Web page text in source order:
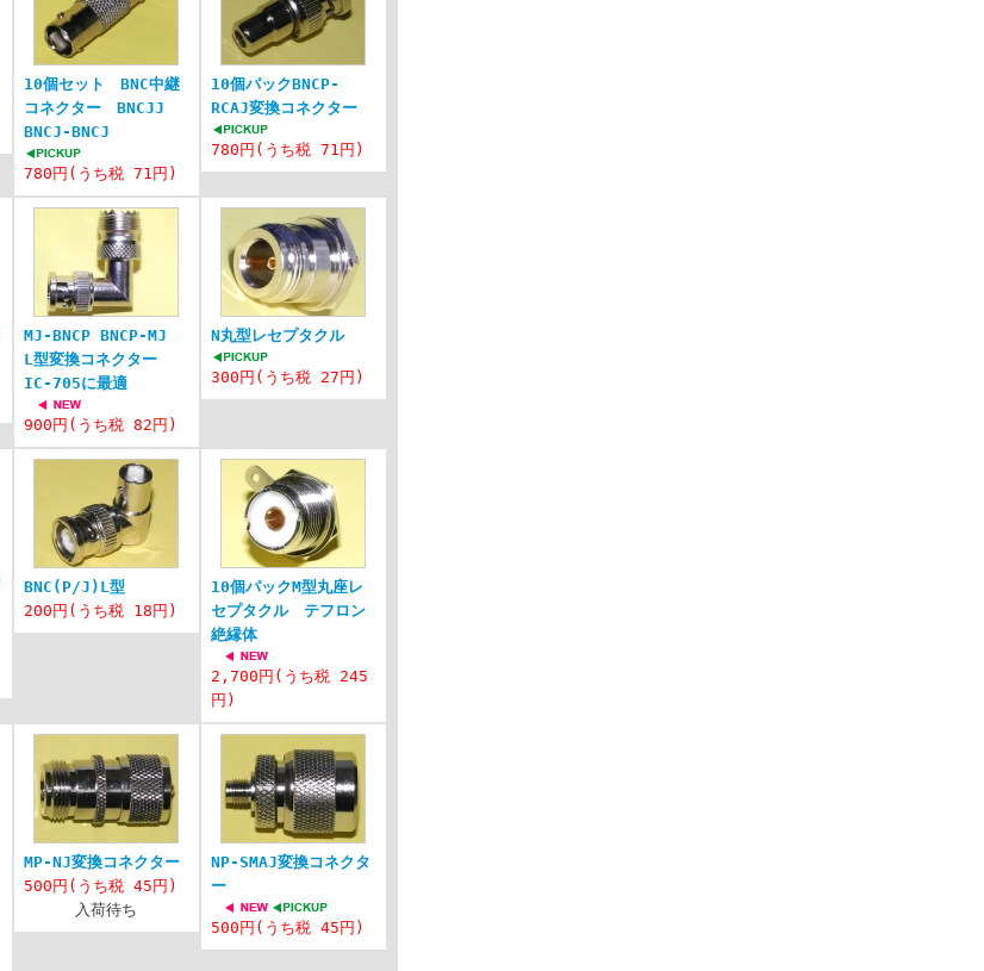
10個セット BNC中継
コネクター BNCJJ
BNCJ-BNCJ
780円(うち税 71円)
10個パックBNCP-
RCAJ変換コネクター
780円(うち税 71円)
MJ-BNCP BNCP-MJ
L型変換コネクター
IC-705に最適
900円(うち税 82円)
N丸型レセプタクル
300円(うち税 27円)
BNC(P/J)L型
200円(うち税 18円)
10個パックM型丸座レ
セプタクル テフロン
絶縁体
2,700円(うち税 245
円)
MP-NJ変換コネクター
500円(うち税 45円)
入荷待ち
NP-SMAJ変換コネクタ
ー
500円(うち税 45円)